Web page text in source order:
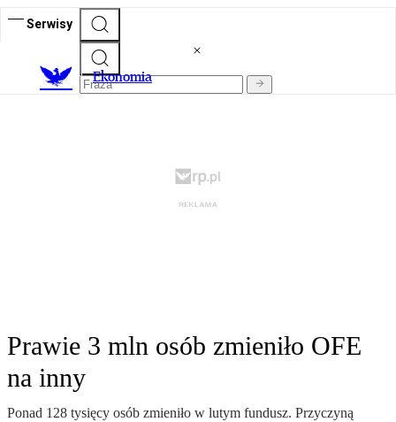
Serwisy
Ekonomia
Prawie 3 mln osób zmieniło OFE
na inny
Ponad 128 tysięcy osób zmieniło w lutym fundusz. Przyczyną